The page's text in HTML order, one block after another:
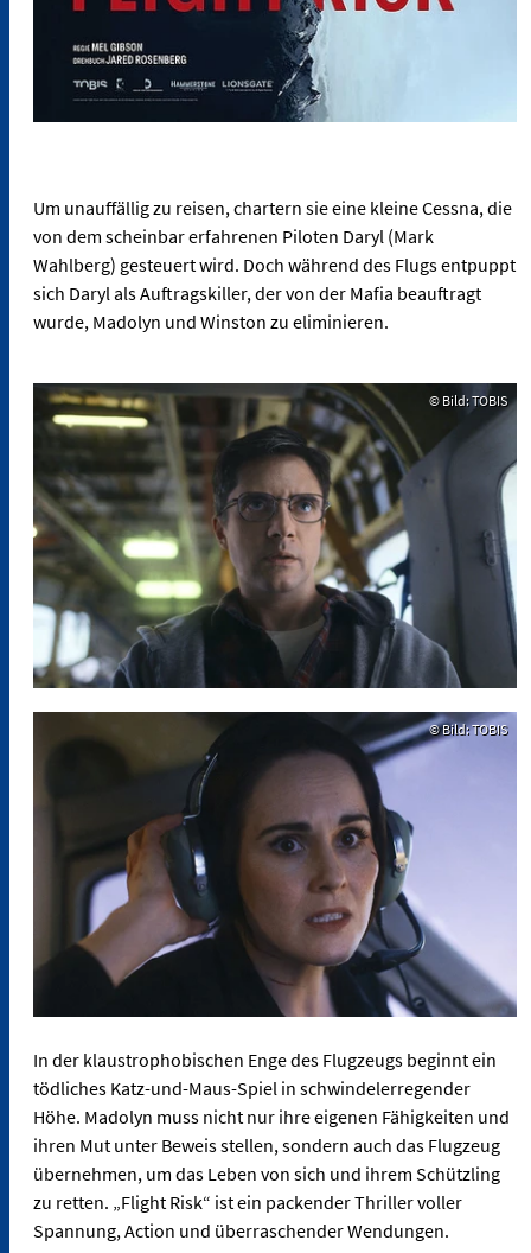
Um unauffällig zu reisen, chartern sie eine kleine Cessna, die
von dem scheinbar erfahrenen Piloten Daryl (Mark
Wahlberg) gesteuert wird. Doch während des Flugs entpuppt
sich Daryl als Auftragskiller, der von der Mafia beauftragt
wurde, Madolyn und Winston zu eliminieren.
© Bild: TOBIS
© Bild: TOBIS
In der klaustrophobischen Enge des Flugzeugs beginnt ein
tödliches Katz-und-Maus-Spiel in schwindelerregender
Höhe. Madolyn muss nicht nur ihre eigenen Fähigkeiten und
ihren Mut unter Beweis stellen, sondern auch das Flugzeug
übernehmen, um das Leben von sich und ihrem Schützling
zu retten. „Flight Risk“ ist ein packender Thriller voller
Spannung, Action und überraschender Wendungen.